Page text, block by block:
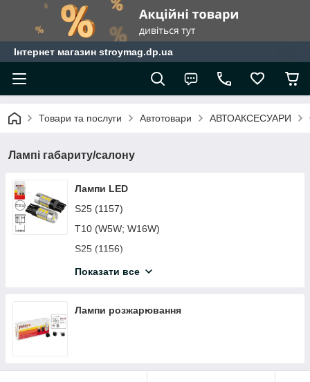
Інтернет магазин stroymag.dp.ua
Товари та послуги Автотовари АВТОАКСЕСУАРИ
Лампі габариту/салону
Лампи LED
S25 (1157)
T10 (W5W; W16W)
S25 (1156)
T5
SV8,5 (T11)
Показати все
Лампи розжарювання